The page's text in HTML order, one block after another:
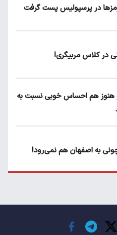
در پرسپولیس پست گرفت
در کلاس مربیگری!
هنوز هم احساس خوبی نسبت به
به اصفهان هم نمی‌رود!